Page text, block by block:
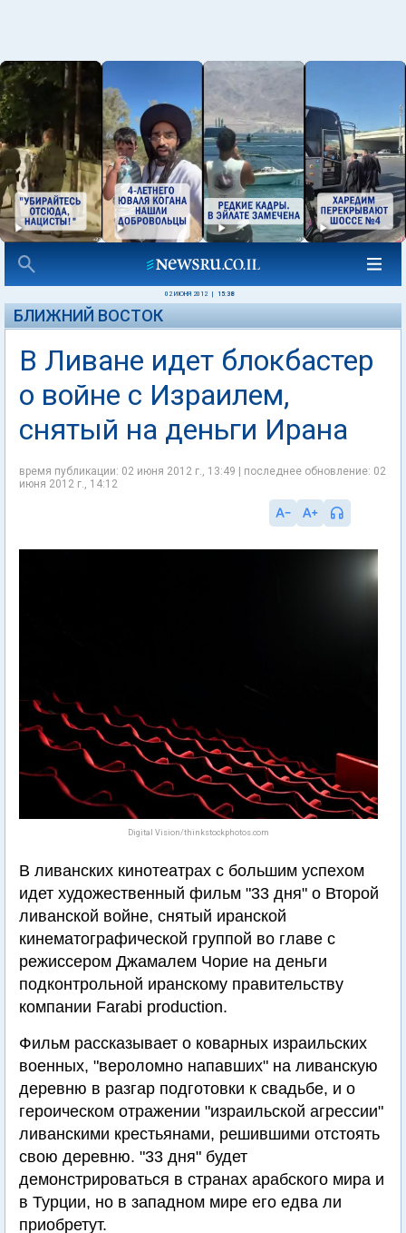
02 ИЮНЯ 2012 15:38
БЛИЖНИЙ ВОСТОК
В Ливане идет блокбастер
о войне с Израилем,
снятый на деньги Ирана
время публикации: 02 июня 2012 г., 13:49 | последнее обновление: 02
июня 2012 г., 14:12
Digital Vision/thinkstockphotos.com
В ливанских кинотеатрах с большим успехом
идет художественный фильм "33 дня" о Второй
ливанской войне, снятый иранской
кинематографической группой во главе с
режиссером Джамалем Чорие на деньги
подконтрольной иранскому правительству
компании Farabi production.
Фильм рассказывает о коварных израильских
военных, "вероломно напавших" на ливанскую
деревню в разгар подготовки к свадьбе, и о
героическом отражении "израильской агрессии"
ливанскими крестьянами, решившими отстоять
свою деревню. "33 дня" будет
демонстрироваться в странах арабского мира и
в Турции, но в западном мире его едва ли
приобретут.